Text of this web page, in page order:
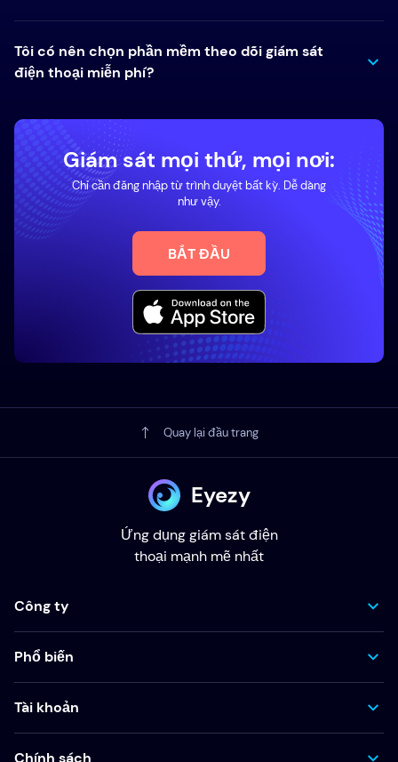
Tôi có nên chọn phần mềm theo dõi giám sát
điện thoại miễn phí?
Giám sát mọi thứ, mọi nơi:
Chỉ cần đăng nhập từ trình duyệt bất kỳ. Dễ dàng
như vậy.
BẮT ĐẦU
Quay lại đầu trang
Eyezy
Ứng dụng giám sát điện
thoại mạnh mẽ nhất
Công ty
Phổ biến
Tài khoản
Chính sách